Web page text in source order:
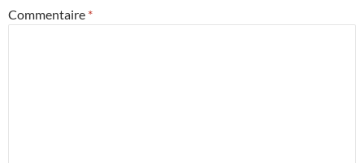
Commentaire *